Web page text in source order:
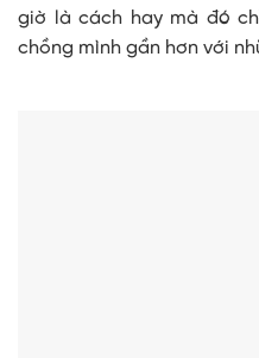
giờ là cách hay mà đó
chồng mình gần hơn với